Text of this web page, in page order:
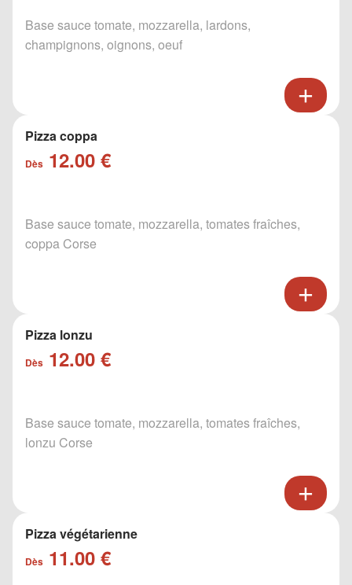
Base sauce tomate, mozzarella, lardons,
champignons, oignons, oeuf
Pizza coppa
Dès 12.00 €
Base sauce tomate, mozzarella, tomates fraîches,
coppa Corse
Pizza lonzu
Dès 12.00 €
Base sauce tomate, mozzarella, tomates fraîches,
lonzu Corse
Pizza végétarienne
Dès 11.00 €